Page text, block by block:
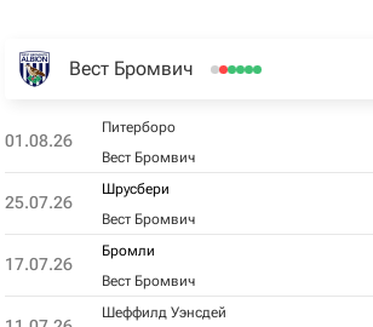
Вест Бромвич
01.08.26
Питерборо
Вест Бромвич
25.07.26
Шрусбери
Вест Бромвич
17.07.26
Бромли
Вест Бромвич
Шеффилд Уэнсдей